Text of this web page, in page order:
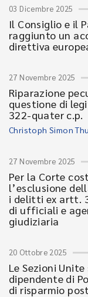
03 Dicembre 2025
Il Consiglio e il
raggiunto un
direttiva
27 Novembre 2025
Riparazione
questione di
322-quater c.p.
Christoph Simon
27 Novembre 2025
Per la Corte
l’esclusione
i delitti ex artt.
di ufficiali e
giudiziaria
20 Ottobre 2025
Le Sezioni
dipendente di
di risparmio